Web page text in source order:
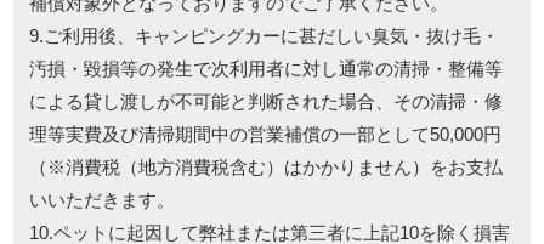
9.ご利用後、キャンピングカーに甚だしい臭気・抜け毛・
汚損・毀損等の発生で次利用者に対し通常の清掃・整備等
による貸し渡しが不可能と判断された場合、その清掃・修
理等実費及び清掃期間中の営業補償の一部として50,000円
（※消費税（地方消費税含む）はかかりません）をお支払
いいただきます。
10.ペットに起因して弊社または第三者に上記10を除く損害